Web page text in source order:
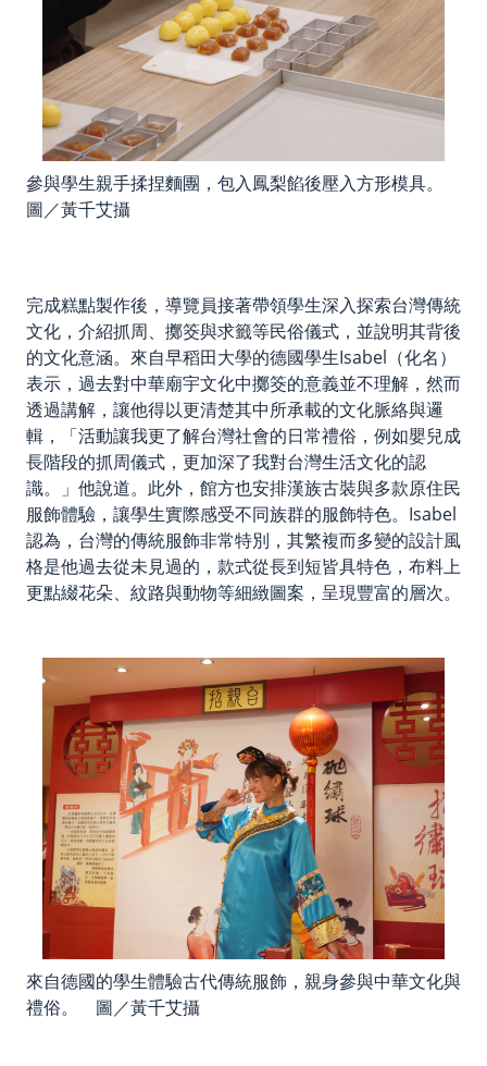
參與學生親手揉捏麵團，包入鳳梨餡後壓入方形模具。
圖／黃千艾攝
完成糕點製作後，導覽員接著帶領學生深入探索台灣傳統
文化，介紹抓周、擲筊與求籤等民俗儀式，並說明其背後
的文化意涵。來自早稻田大學的德國學生Isabel（化名）
表示，過去對中華廟宇文化中擲筊的意義並不理解，然而
透過講解，讓他得以更清楚其中所承載的文化脈絡與邏
輯，「活動讓我更了解台灣社會的日常禮俗，例如嬰兒成
長階段的抓周儀式，更加深了我對台灣生活文化的認
識。」他說道。此外，館方也安排漢族古裝與多款原住民
服飾體驗，讓學生實際感受不同族群的服飾特色。Isabel
認為，台灣的傳統服飾非常特別，其繁複而多變的設計風
格是他過去從未見過的，款式從長到短皆具特色，布料上
更點綴花朵、紋路與動物等細緻圖案，呈現豐富的層次。
來自德國的學生體驗古代傳統服飾，親身參與中華文化與
禮俗。 圖／黃千艾攝